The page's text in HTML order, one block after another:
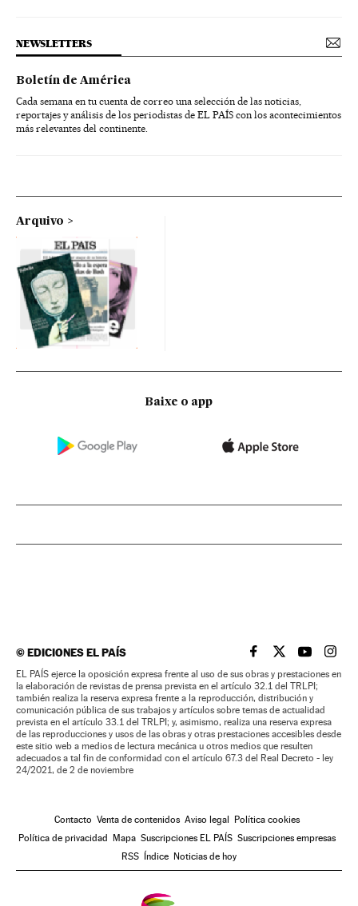
NEWSLETTERS
Boletín de América
Cada semana en tu cuenta de correo una selección de las noticias,
reportajes y análisis de los periodistas de EL PAÍS con los acontecimientos
más relevantes del continente.
Arquivo
Baixe o app
©EDICIONES EL PAÍS EL PAÍS BRASIL EN
EL PAÍSEL PAÍS
EL
EL PAÍS ejerce la oposición expresa frente al uso de sus obras y prestaciones en
la elaboración de revistas de prensa prevista en el artículo 32.1 del TRLPI;
también realiza la reserva expresa frente a la reproducción, distribución y
comunicación pública de sus trabajos y artículos sobre temas de actualidad
prevista en el artículo 33.1 del TRLPI; y, asimismo, realiza una reserva expresa
de las reproducciones y usos de las obras y otras prestaciones accesibles desde
este sitio web a medios de lectura mecánica u otros medios que resulten
adecuados a tal fin de conformidad con el artículo 67.3 del Real Decreto - ley
24/2021, de 2 de noviembre
Contacto Venta de contenidos Aviso legal
Política cookies
Política de privacidad
Mapa Suscripciones EL PAÍS Suscripciones empresas
RSS
Índice Noticias de hoy